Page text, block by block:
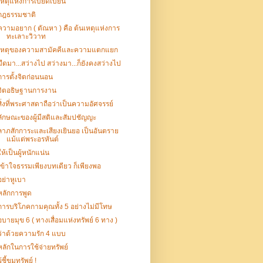
ฎธรรมชาติ
วามอยาก ( ตัณหา ) คือ ต้นเหตุแห่งการ
ทะเลาะวิวาท
หตุของความสามัคคีและความแตกแยก
ดมา...สว่างไป สว่างมา...ก็ยังคงสว่างไป
ารตั้งจิตก่อนนอน
ตอธิษฐานการงาน
งที่พระศาสดาถือว่าเป็นความอัศจรรย์
กษณะของผู้มีสติและสัมปชัญญะ
าภสักการะและเสียงเยินยอ เป็นอันตราย
แม้แต่พระอรหันต์
ห้เป็นผู้หนักแน่น
ข้าใจธรรมเพียงบทเดียว ก็เพียงพอ
ย่าหูเบา
ลักการพูด
ารบริโภคกามคุณทั้ง 5 อย่างไม่มีโทษ
บายมุข 6 ( ทางเสื่อมแห่งทรัพย์ 6 ทาง )
าด้วยความรัก 4 แบบ
ลักในการใช้จ่ายทรัพย์
ชี้ขุมทรัพย์ !